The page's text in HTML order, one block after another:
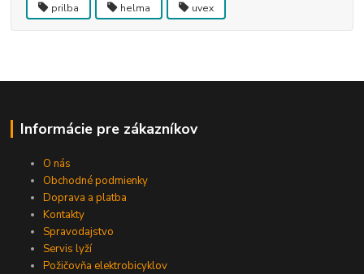
prilba helma uvex
Informácie pre zákazníkov
O nás
Obchodné podmienky
Doprava a platba
Kontakty
Spravodajstvo
Servis lyží
Požičovňa elektrobicyklov